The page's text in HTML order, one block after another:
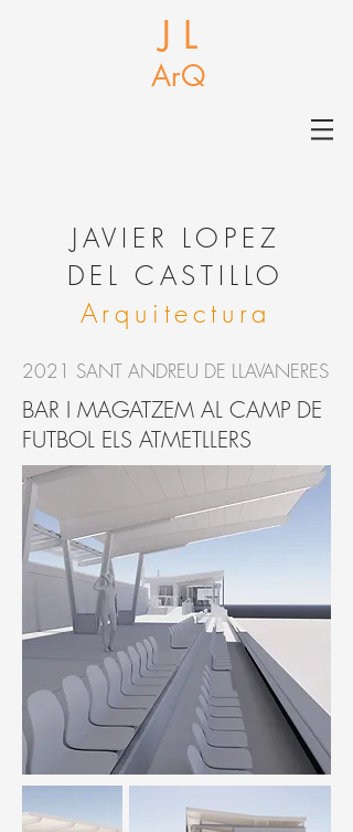
J L
ArQ
JAVIER LOPEZ
DEL CASTILLO
Arquitectura
2021 SANT ANDREU DE LLAVANERES
BAR I MAGATZEM AL CAMP DE
FUTBOL ELS ATMETLLERS